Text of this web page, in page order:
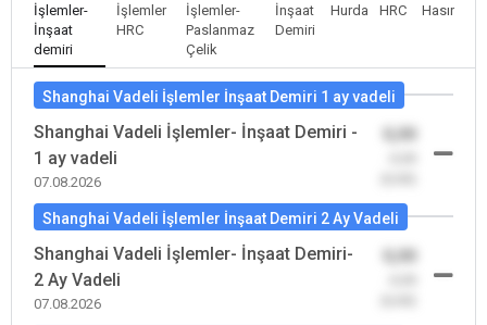
İşlemler-
İnşaat
demiri
İşlemler
HRC
İşlemler-
Paslanmaz
Çelik
İnşaat
Demiri
Hurda
HRC
Hasır
Shanghai Vadeli İşlemler İnşaat Demiri 1 ay vadeli
Shanghai Vadeli İşlemler- İnşaat Demiri -
1 ay vadeli
07.08.2026
Shanghai Vadeli İşlemler İnşaat Demiri 2 Ay Vadeli
Shanghai Vadeli İşlemler- İnşaat Demiri-
2 Ay Vadeli
07.08.2026